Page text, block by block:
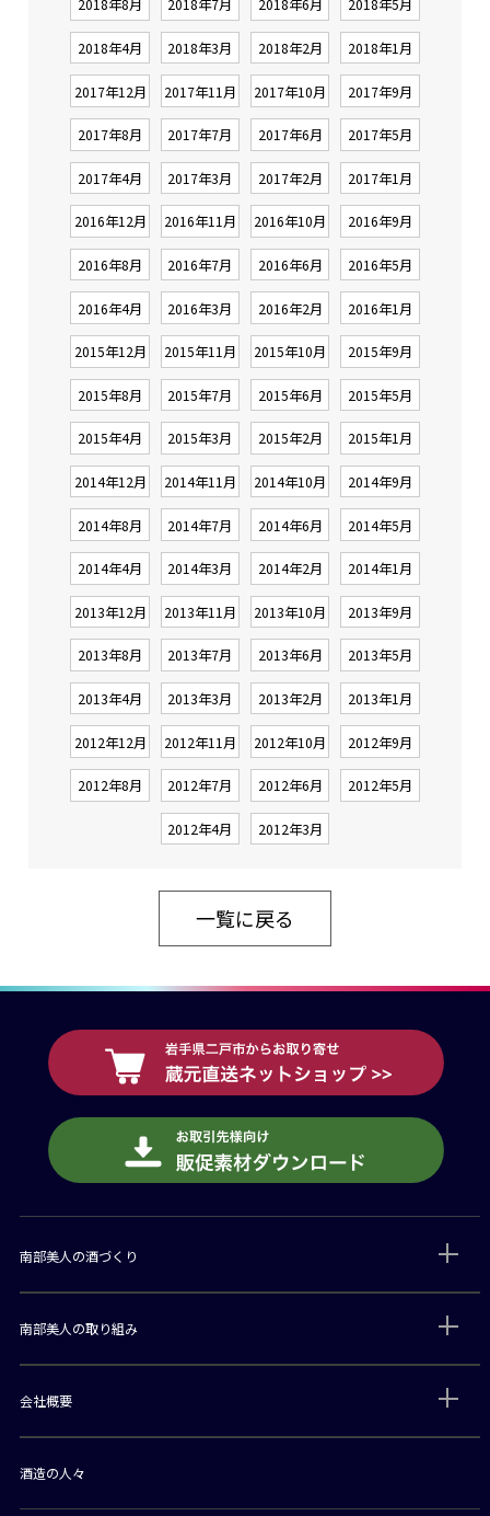
2018年8月 2018年7月 2018年6月 2018年5月
2018年4月 2018年3月 2018年2月 2018年1月
2017年12月 2017年11月 2017年10月 2017年9月
2017年8月 2017年7月 2017年6月 2017年5月
2017年4月 2017年3月 2017年2月 2017年1月
2016年12月 2016年11月 2016年10月 2016年9月
2016年8月 2016年7月 2016年6月 2016年5月
2016年4月 2016年3月 2016年2月 2016年1月
2015年12月 2015年11月 2015年10月 2015年9月
2015年8月 2015年7月 2015年6月 2015年5月
2015年4月 2015年3月 2015年2月 2015年1月
2014年12月 2014年11月 2014年10月 2014年9月
2014年8月 2014年7月 2014年6月 2014年5月
2014年4月 2014年3月 2014年2月 2014年1月
2013年12月 2013年11月 2013年10月 2013年9月
2013年8月 2013年7月 2013年6月 2013年5月
2013年4月 2013年3月 2013年2月 2013年1月
2012年12月 2012年11月 2012年10月 2012年9月
2012年8月 2012年7月 2012年6月 2012年5月
2012年4月 2012年3月
一覧に戻る
南部美人の酒づくり
南部美人の取り組み
会社概要
酒造の人々